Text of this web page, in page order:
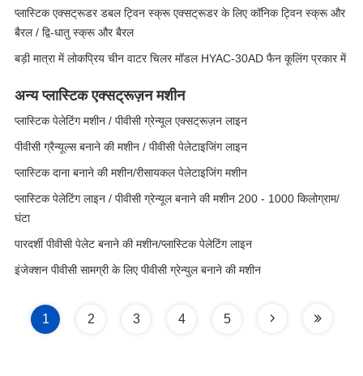
प्लास्टिक एक्सट्रूडर डबल ट्विन स्क्रू एक्सट्रूडर के लिए कॉनिक ट्विन स्क्रू और
बैरल / द्वि-धातु स्क्रू और बैरल
बड़ी मात्रा में लोकप्रिय चीन वाटर चिलर मॉडल HYAC-30AD फैन कूलिंग प्रकार में
अन्य प्लास्टिक एक्सट्रूज़न मशीन
प्लास्टिक पेलेटिंग मशीन / पीवीसी ग्रेन्यूल एक्सट्रूज़न लाइन
पीवीसी ग्रैन्यूल्स बनाने की मशीन / पीवीसी पेलेटाइजिंग लाइन
प्लास्टिक दाना बनाने की मशीन/रीसायकल पेलेटाइजिंग मशीन
प्लास्टिक पेलेटिंग लाइन / पीवीसी ग्रेन्यूल बनाने की मशीन 200 - 1000 किलोग्राम/
घंटा
पारदर्शी पीवीसी पेलेट बनाने की मशीन/प्लास्टिक पेलेटिंग लाइन
इंजेक्शन पीवीसी सामग्री के लिए पीवीसी ग्रेन्युल बनाने की मशीन
1 2 3 4 5